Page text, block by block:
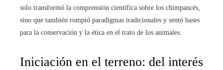
solo transformó la comprensión científica sobre los chimpancés,
sino que también rompió paradigmas tradicionales y sentó bases
para la conservación y la ética en el trato de los animales.
Iniciación en el terreno: del interés